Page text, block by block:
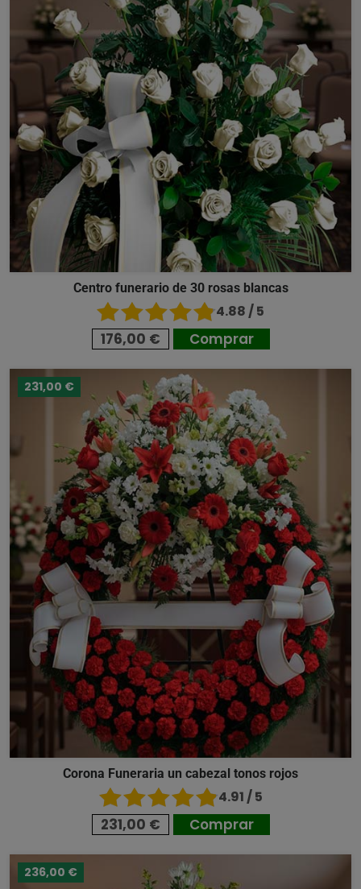
Centro funerario de 30 rosas blancas
4.88 / 5
176,00 € Comprar
231,00 €
Corona Funeraria un cabezal tonos rojos
4.91 / 5
231,00 € Comprar
236,00 €